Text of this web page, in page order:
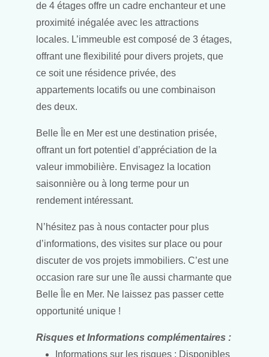
de 4 étages offre un cadre enchanteur et une
proximité inégalée avec les attractions
locales. L’immeuble est composé de 3 étages,
offrant une flexibilité pour divers projets, que
ce soit une résidence privée, des
appartements locatifs ou une combinaison
des deux.
Belle Île en Mer est une destination prisée,
offrant un fort potentiel d’appréciation de la
valeur immobilière. Envisagez la location
saisonnière ou à long terme pour un
rendement intéressant.
N’hésitez pas à nous contacter pour plus
d’informations, des visites sur place ou pour
discuter de vos projets immobiliers. C’est une
occasion rare sur une île aussi charmante que
Belle Île en Mer. Ne laissez pas passer cette
opportunité unique !
Risques et Informations complémentaires :
Informations sur les risques : Disponibles